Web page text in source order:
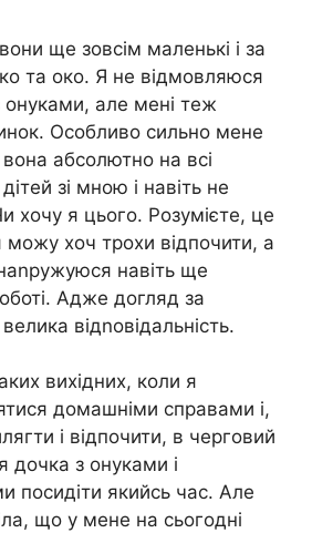
ще зовсім маленькі і за
та око. Я не відмовляюся
онуками, але мені теж
Особливо сильно мене
абсолютно на всі
зі мною і навіть не
хочу я цього. Розумієте, це
можу хоч трохи відпочити, а
навіть ще
Адже догляд за
відnовідальність.
вихідних, коли я
домашніми справами і,
і відпочити, в черговий
дочка з онуками і
посидіти якийсь час. Але
що у мене на сьогодні